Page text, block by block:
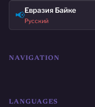
📢Евразия Байке
Русский
NAVIGATION
LANGUAGES